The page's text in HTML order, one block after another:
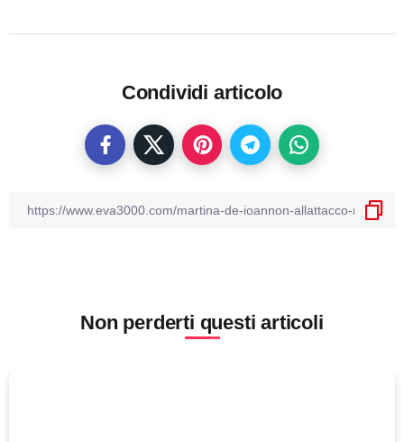
Condividi articolo
Non perderti questi articoli